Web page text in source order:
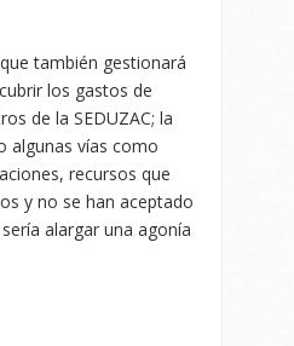
también gestionará
los gastos de
de la SEDUZAC; la
algunas vías como
recursos que
y no se han aceptado
alargar una agonía